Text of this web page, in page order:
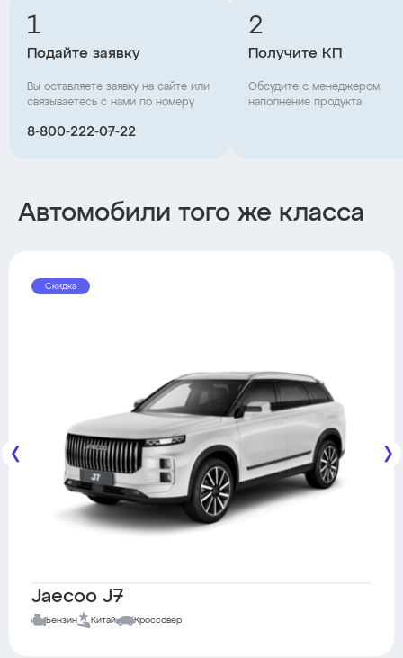
1
Подайте заявку
Вы оставляете заявку на сайте или
связываетесь с нами по номеру
8‑800‑222‑07‑22
2
Получите КП
Обсудите с менеджером
наполнение продукта
Автомобили того же класса
Скидка
Jaecoo J7
Бензин Китай Кроссовер